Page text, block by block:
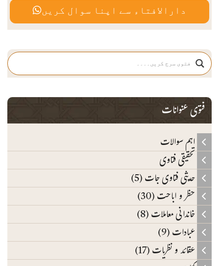
دارالافتاء سے اپنا سوال کریں
فتوی عنوانات
اہم سوالات
تحقیقی فتاوی
حدیثی فتاوی جات (5)
حظر و اباحت (30)
خاندانی معاملات (8)
عبادات (9)
عقائد و نظریات (17)